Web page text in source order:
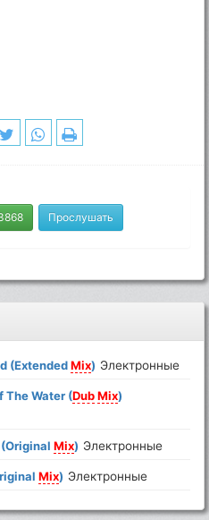
Прослушать
(ExtendedMix) Электронные
The Water (Dub Mix)
(OriginalMix) Электронные
Mix) Электронные